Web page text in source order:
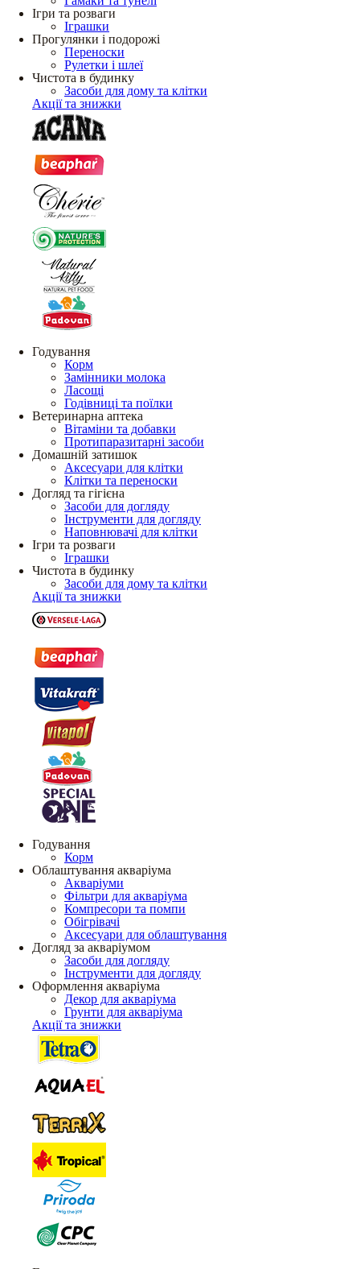
Ігри та розваги
Іграшки
Прогулянки і подорожі
Переноски
Рулетки і шлеї
Чистота в будинку
Засоби для дому та клітки
Акції та знижки
Годування
Корм
Замінники молока
Ласощі
Годівниці та поїлки
Ветеринарна аптека
Вітаміни та добавки
Протипаразитарні засоби
Домашній затишок
Аксесуари для клітки
Клітки та переноски
Догляд та гігієна
Засоби для догляду
Інструменти для догляду
Наповнювачі для клітки
Ігри та розваги
Іграшки
Чистота в будинку
Засоби для дому та клітки
Акції та знижки
Годування
Корм
Облаштування акваріума
Акваріуми
Фільтри для акваріума
Компресори та помпи
Обігрівачі
Аксесуари для облаштування
Догляд за акваріумом
Засоби для догляду
Інструменти для догляду
Оформлення акваріума
Декор для акваріума
Грунти для акваріума
Акції та знижки